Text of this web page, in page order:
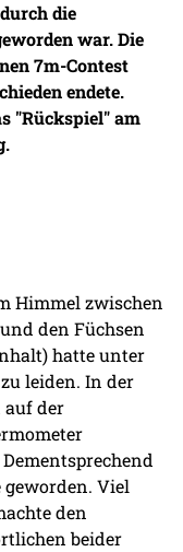
die
war. Die
7m-Contest
endete.
"Rückspiel" am
Himmel zwischen
den Füchsen
hatte unter
leiden. In der
auf der
Viel
den
beider